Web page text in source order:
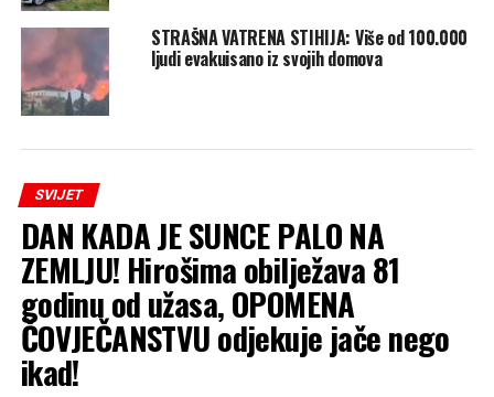
STRAŠNA VATRENA STIHIJA: Više od 100.000
ljudi evakuisano iz svojih domova
SVIJET
DAN KADA JE SUNCE PALO NA
ZEMLJU! Hirošima obilježava 81
godinu od užasa, OPOMENA
ČOVJEČANSTVU odjekuje jače nego
ikad!